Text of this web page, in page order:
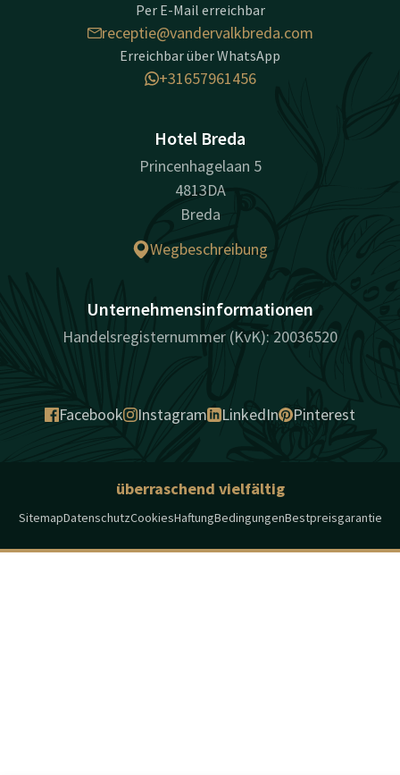
Per E-Mail erreichbar
receptie@vandervalkbreda.com
Erreichbar über WhatsApp
+31657961456
Hotel Breda
Princenhagelaan 5
4813DA
Breda
Wegbeschreibung
Unternehmensinformationen
Handelsregisternummer (KvK): 20036520
Facebook Instagram LinkedIn Pinterest
überraschend vielfältig
SitemapDatenschutzCookiesHaftungBedingungenBestpreisgarantie